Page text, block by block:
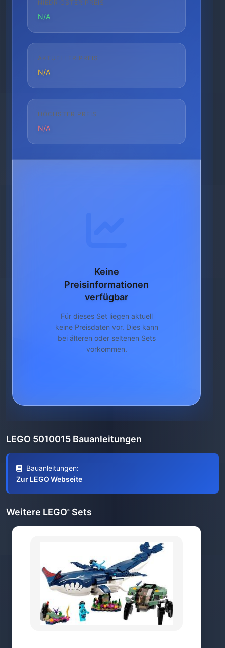
NIEDRIGSTER PREIS
N/A
AKTUELLER PREIS
N/A
HÖCHSTER PREIS
N/A
Keine
Preisinformationen
verfügbar
Für dieses Set liegen aktuell
keine Preisdaten vor. Dies kann
bei älteren oder seltenen Sets
vorkommen.
LEGO 5010015 Bauanleitungen
Bauanleitungen:
Zur LEGO Webseite
Weitere LEGO® Sets